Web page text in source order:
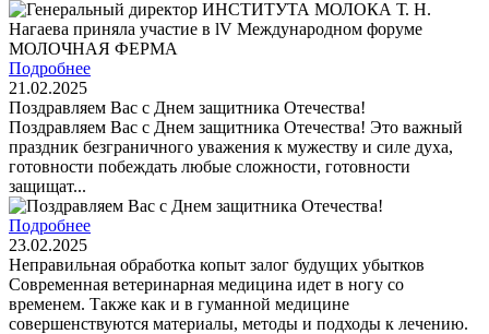
Подробнее
21.02.2025
Поздравляем Вас с Днем защитника Отечества!
Поздравляем Вас с Днем защитника Отечества! Это важный
праздник безграничного уважения к мужеству и силе духа,
готовности побеждать любые сложности, готовности
защищат...
Подробнее
23.02.2025
Неправильная обработка копыт залог будущих убытков
Современная ветеринарная медицина идет в ногу со
временем. Также как и в гуманной медицине
совершенствуются материалы, методы и подходы к лечению.